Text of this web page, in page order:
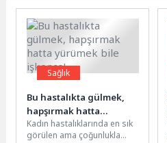
Sağlık
Bu hastalıkta gülmek,
hapşırmak hatta
yürümek bile işkence!
Kadın hastalıklarında en sık
görülen ama çoğunlukla